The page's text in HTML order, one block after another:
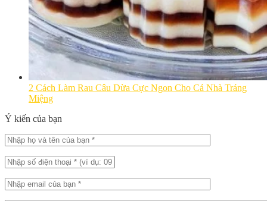
2 Cách Làm Rau Câu Dừa Cực Ngon Cho Cả Nhà Tráng
Miệng
Ý kiến của bạn